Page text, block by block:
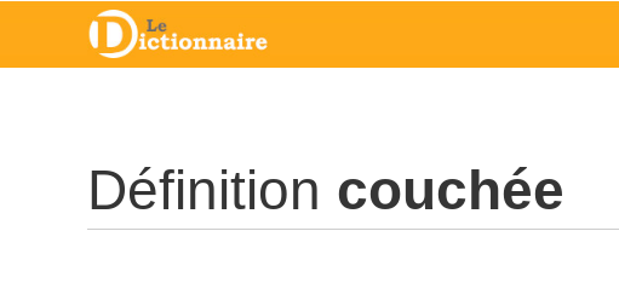
Définition couchée